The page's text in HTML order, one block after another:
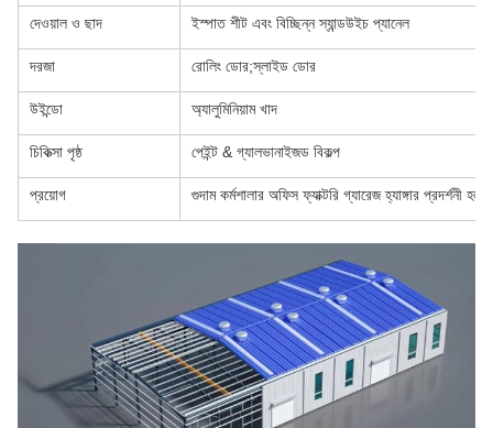
দেওয়াল ও ছাদ ইস্পাত শীট এবং বিচ্ছিন্ন স্যান্ডউইচ প্যানেল
দরজা রোলিং ডোর;স্লাইড ডোর
উইন্ডো অ্যালুমিনিয়াম খাদ
চিকিত্সা পৃষ্ঠ পেইন্ট & গ্যালভানাইজড বিকল্প
প্রয়োগ গুদাম কর্মশালার অফিস ফ্যাক্টরি গ্যারেজ হ্যাঙ্গার প্রদর্শনী হল...